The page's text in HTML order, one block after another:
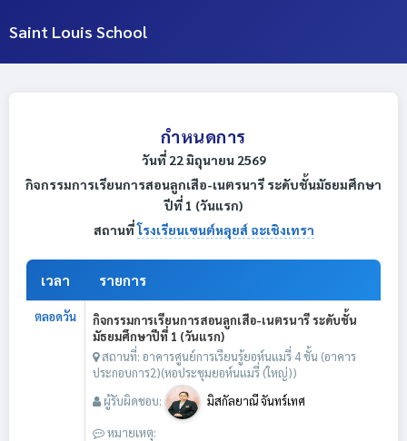
Saint Louis School
กำหนดการ
วันที่ 22 มิถุนายน 2569
กิจกรรมการเรียนการสอนลูกเสือ-เนตรนารี ระดับชั้นมัธยมศึกษา
ปีที่ 1 (วันแรก)
สถานที่โรงเรียนเซนต์หลุยส์ ฉะเชิงเทรา
เวลา รายการ
ตลอดวัน
กิจกรรมการเรียนการสอนลูกเสือ-เนตรนารี ระดับชั้น
มัธยมศึกษาปีที่ 1 (วันแรก)
สถานที่: อาคารศูนย์การเรียนรู้ยอห์นแมรี่ 4 ชั้น (อาคาร
ประกอบการ2)(หอประชุมยอห์นแมรี่ (ใหญ่))
ผู้รับผิดชอบ:
มิสกัลยาณี จันทร์เทศ
หมายเหตุ: